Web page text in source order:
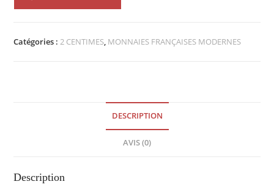
Catégories :2 CENTIMES, MONNAIES FRANÇAISES MODERNES
DESCRIPTION
AVIS (0)
Description